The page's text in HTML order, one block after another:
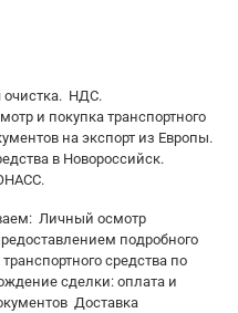
очистка. НДС.
и покупка транспортного
на экспорт из Европы.
в Новороссийск.
Личный осмотр
подробного
средства по
сделки: оплата и
Доставка